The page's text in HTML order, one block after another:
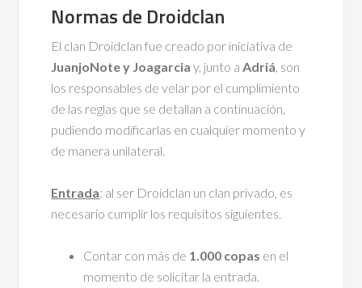
Normas de Droidclan
El clan Droidclan fue creado por iniciativa de
JuanjoNote y Joagarcia y, junto aAdriá, son
los responsables de velar por el cumplimiento
de las reglas que se detallan a continuación,
pudiendo modificarlas en cualquier momento y
de manera unilateral.
Entrada: al ser Droidclan un clan privado, es
necesario cumplir los requisitos siguientes.
Contar con más de 1.000 copas en el
momento de solicitar la entrada.